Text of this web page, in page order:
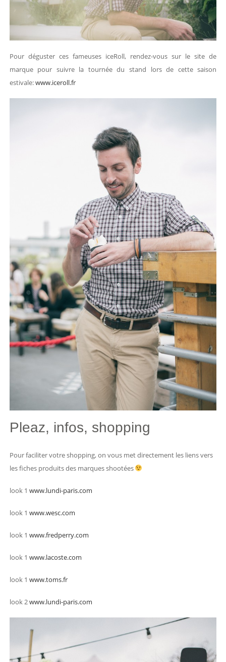
Pour déguster ces fameuses iceRoll, rendez-vous sur le site de
marque pour suivre la tournée du stand lors de cette saison
estivale:www.iceroll.fr
Pleaz, infos, shopping
Pour faciliter votre shopping, on vous met directement les liens vers
les fiches produits des marques shootées
look 1 www.lundi-paris.com
look 1 www.wesc.com
look 1 www.fredperry.com
look 1 www.lacoste.com
look 1 www.toms.fr
look 2www.lundi-paris.com